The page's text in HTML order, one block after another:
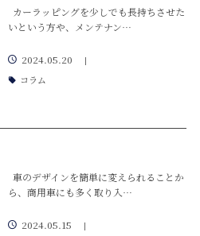
カーラッピングを少しでも長持ちさせた
いという方や、メンテナン…
2024.05.20
コラム
車のデザインを簡単に変えられることか
ら、商用車にも多く取り入…
2024.05.15